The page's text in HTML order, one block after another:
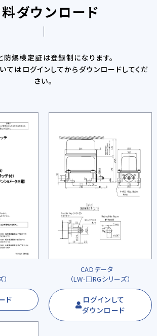
ダウンロード
防爆検定証は登録制になります。
てはログインしてからダウンロードしてくだ
さい。
ド
CADデータ
（LW-□RGシリーズ）
ログインして
ダウンロード